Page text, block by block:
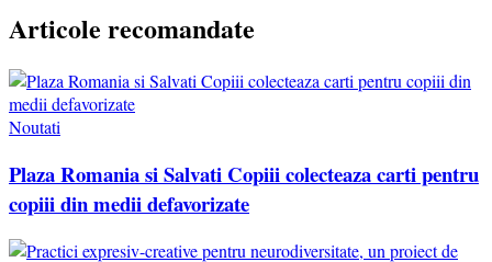
Articole recomandate
Noutati
Plaza Romania si Salvati Copiii colecteaza carti pentru
copiii din medii defavorizate